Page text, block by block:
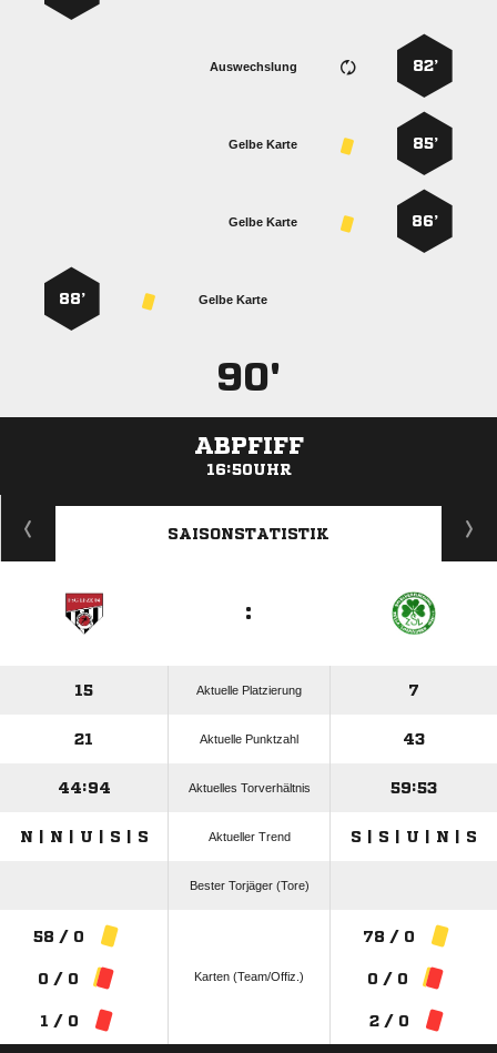
82’
Auswechslung
85’
Gelbe Karte
86’
Gelbe Karte
Gelbe Karte
88’
90'
ABPFIFF
16:50UHR
ANZEIGE
SAISONSTATISTIK
:
15 Aktuelle Platzierung 7
21 Aktuelle Punktzahl 43
44:94 Aktuelles Torverhältnis 59:53
N | N | U | S | S Aktueller Trend S | S | U | N | S
Bester Torjäger (Tore)
58 / 0
0 / 0
1 / 0
Karten (Team/Offiz.)
78 / 0
0 / 0
2 / 0